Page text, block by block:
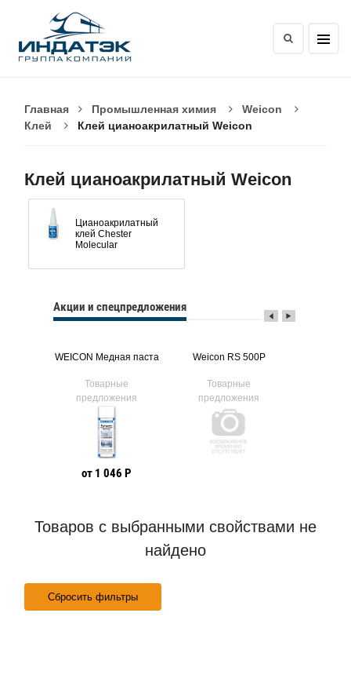
Главная Промышленная химия
Weicon
Клей
Клей цианоакрилатный Weicon
Клей цианоакрилатный Weicon
Цианоакрилатный
клей Chester
Molecular
Акции и спецпредложения
WEICON Медная паста
Товарные
предложения
от 1 046 Р
Weicon RS 500P
Товарные
предложения
Товаров с выбранными свойствами не
найдено
Сбросить фильтры